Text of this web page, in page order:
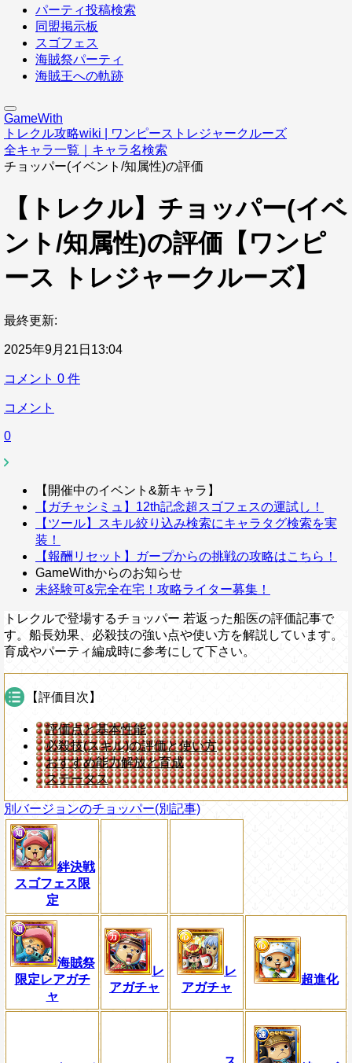
パーティ投稿検索
同盟掲示板
スゴフェス
海賊祭パーティ
海賊王への軌跡
GameWith
トレクル攻略wiki | ワンピーストレジャークルーズ
全キャラ一覧｜キャラ名検索
チョッパー(イベント/知属性)の評価
【トレクル】チョッパー(イベ
ント/知属性)の評価【ワンピ
ース トレジャークルーズ】
最終更新:
2025年9月21日13:04
コメント 0 件
コメント
0
【開催中のイベント&新キャラ】
【ガチャシミュ】12th記念超スゴフェスの運試し！
【ツール】スキル絞り込み検索にキャラタグ検索を実
装！
【報酬リセット】ガープからの挑戦の攻略はこちら！
GameWithからのお知らせ
未経験可&完全在宅！攻略ライター募集！
トレクルで登場するチョッパー 若返った船医の評価記事で
す。船長効果、必殺技の強い点や使い方を解説しています。
育成やパーティ編成時に参考にして下さい。
【評価目次】
評価点と基本性能
必殺技(スキル)の評価と使い方
おすすめ能力解放と育成
ステータス
別バージョンのチョッパー(別記事)
絆決戦
スゴフェス限
定
海賊祭
限定レアガチ
ャ
レ
アガチャ
レ
アガチャ
超進化